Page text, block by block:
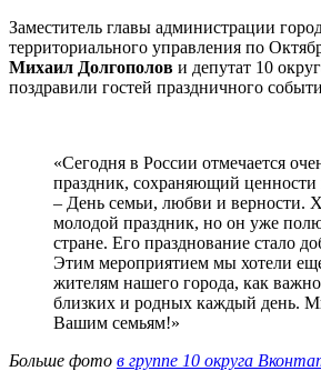
Заместитель главы администрации
территориального управления по
Михаил Долгополов и депутат 10
поздравили гостей праздничного
«Сегодня в России отмечается
праздник, сохраняющий ценности
– День семьи, любви и верности.
молодой праздник, но он уже
стране. Его празднование стало
Этим мероприятием мы хотели
жителям нашего города, как
близких и родных каждый день.
Вашим семьям!»
Больше фото в группе 10 округа